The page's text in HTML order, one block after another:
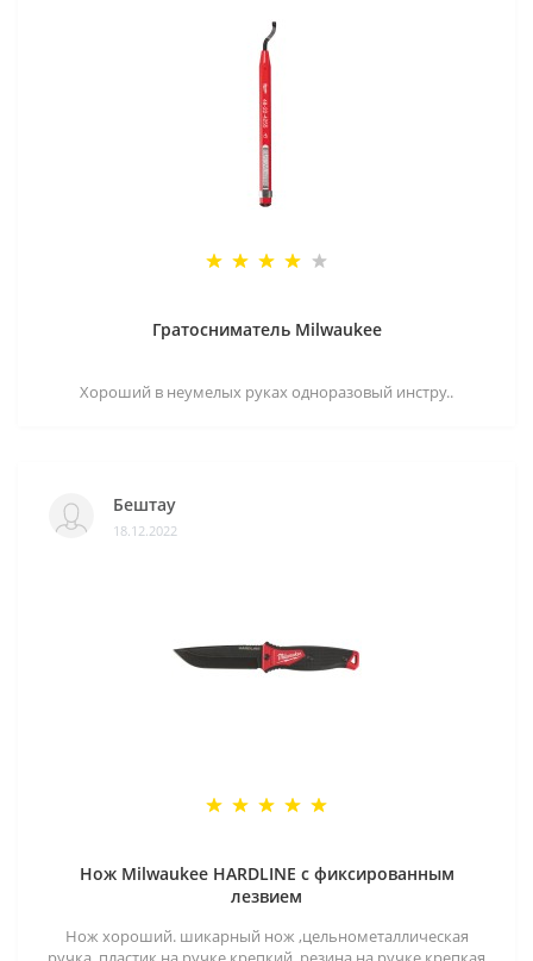
Гратосниматель Milwaukee
Хороший в неумелых руках одноразовый инстру..
Бештау
18.12.2022
Нож Milwaukee HARDLINE с фиксированным
лезвием
Нож хороший. шикарный нож ,цельнометаллическая